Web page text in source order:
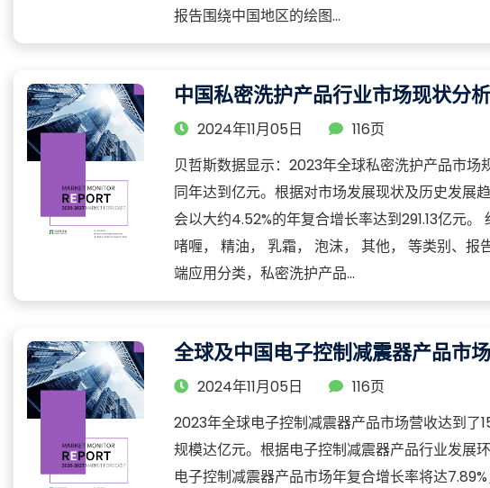
报告围绕中国地区的绘图...
中国私密洗护产品行业市场现状分
2024年11月05日
116页
贝哲斯数据显示：2023年全球私密洗护产品市
同年达到亿元。根据对市场发展现状及历史发展
会以大约4.52%的年复合增长率达到291.13亿元
啫喱， 精油， 乳霜， 泡沫， 其他， 等类别、
端应用分类，私密洗护产品...
全球及中国电子控制减震器产品市
2024年11月05日
116页
2023年全球电子控制减震器产品市场营收达到
规模达亿元。根据电子控制减震器产品行业发展
电子控制减震器产品市场年复合增长率将达